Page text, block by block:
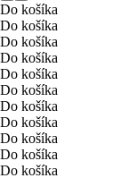
Do košíka
Do košíka
Do košíka
Do košíka
Do košíka
Do košíka
Do košíka
Do košíka
Do košíka
Do košíka
Do košíka